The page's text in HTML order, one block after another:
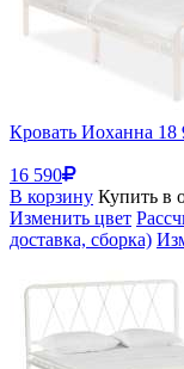
Кровать Иоханна 18
16 590
В корзину Купить в
Изменить цвет
доставка, сборка)